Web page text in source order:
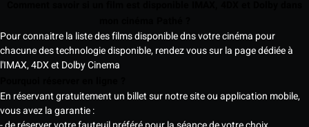
Pour connaitre la liste des films disponible dns votre cinéma pour
chacune des technologie disponible, rendez vous sur la page dédiée à
l'IMAX, 4DX et Dolby Cinema
En réservant gratuitement un billet sur notre site ou application mobile,
vous avez la garantie :